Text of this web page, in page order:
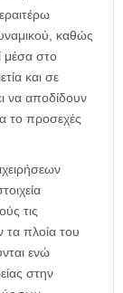
καθώς
μέσα στο
και σε
να αποδίδουν
το προσεχές
τις
τα πλοία του
ενώ
στην